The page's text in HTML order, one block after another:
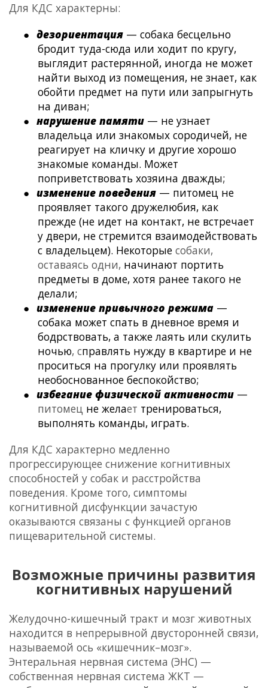
Для КДС характерны:
● дезориентация — собака бесцельно
бродит туда-сюда или ходит по кругу,
выглядит растерянной, иногда не может
найти выход из помещения, не знает, как
обойти предмет на пути или запрыгнуть
на диван;
● нарушение памяти — не узнает
владельца или знакомых сородичей, не
реагирует на кличку и другие хорошо
знакомые команды. Может
поприветствовать хозяина дважды;
● изменение поведения — питомец не
проявляет такого дружелюбия, как
прежде (не идет на контакт, не встречает
у двери, не стремится взаимодействовать
с владельцем). Некоторые собаки,
оставаясь одни, начинают портить
предметы в доме, хотя ранее такого не
делали;
● изменение привычного режима —
собака может спать в дневное время и
бодрствовать, а также лаять или скулить
ночью, справлять нужду в квартире и не
проситься на прогулку или проявлять
необоснованное беспокойство;
● избегание физической активности —
питомец не желает тренироваться,
выполнять команды, играть.
Для КДС характерно медленно
прогрессирующее снижение когнитивных
способностей у собак и расстройства
поведения. Кроме того, симптомы
когнитивной дисфункции зачастую
оказываются связаны с функцией органов
пищеварительной системы.
Возможные причины развития
когнитивных нарушений
Желудочно-кишечный тракт и мозг животных
находится в непрерывной двусторонней связи,
называемой ось «кишечник–мозг».
Энтеральная нервная система (ЭНС) —
собственная нервная система ЖКТ —